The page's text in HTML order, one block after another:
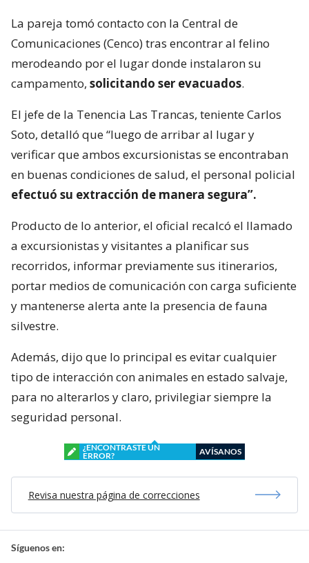
La pareja tomó contacto con la Central de
Comunicaciones (Cenco) tras encontrar al felino
merodeando por el lugar donde instalaron su
campamento, solicitando ser evacuados.
El jefe de la Tenencia Las Trancas, teniente Carlos
Soto, detalló que “luego de arribar al lugar y
verificar que ambos excursionistas se encontraban
en buenas condiciones de salud, el personal policial
efectuó su extracción de manera segura”.
Producto de lo anterior, el oficial recalcó el llamado
a excursionistas y visitantes a planificar sus
recorridos, informar previamente sus itinerarios,
portar medios de comunicación con carga suficiente
y mantenerse alerta ante la presencia de fauna
silvestre.
Además, dijo que lo principal es evitar cualquier
tipo de interacción con animales en estado salvaje,
para no alterarlos y claro, privilegiar siempre la
seguridad personal.
¿ENCONTRASTE UN
ERROR?
AVÍSANOS
Revisa nuestra página de correcciones
Síguenos en: